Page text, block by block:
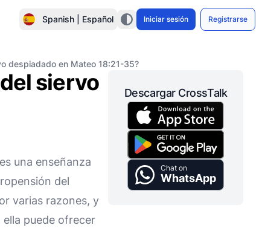
Spanish | Español Iniciar sesión Registrarse
despiadado en Mateo 18:21-35?
siervo
una enseñanza
del
varias razones, y
puede ofrecer
Descargar CrossTalk
Chat on
WhatsApp